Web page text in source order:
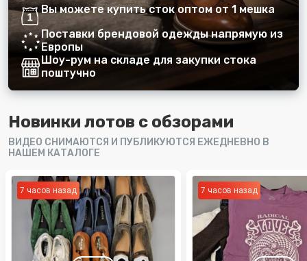
Вы можете купить сток оптом от 1 мешка
Поставки брендовой одежды напрямую из
Европы
Шоу-рум на складе для закупки стока
поштучно
Новинки лотов с обзорами
ВИДЕО СНИМАЮТСЯ И ПУБЛИКУЮТСЯ ЕЖЕДНЕВНО В
НАШЕМ КАТАЛОГЕ
7 часов назад 7 часов назад